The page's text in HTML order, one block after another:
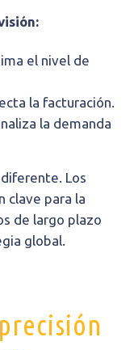
el nivel de
la facturación.
la demanda
Los
clave para la
de largo plazo
global.